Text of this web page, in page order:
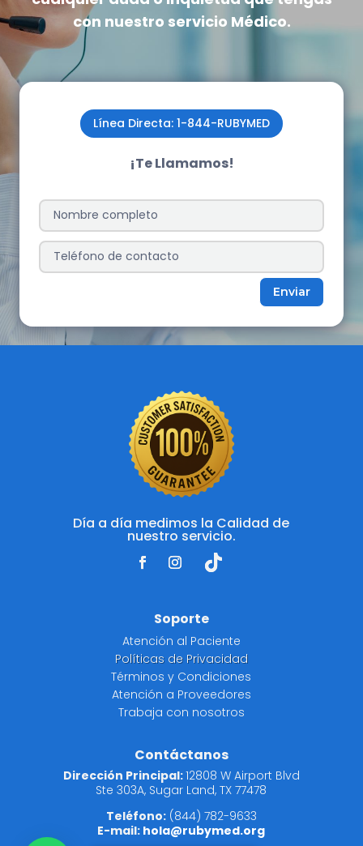
con nuestro servicio Médico.
Línea Directa: 1-844-RUBYMED
¡Te Llamamos!
Enviar
Día a día medimos la Calidad de
nuestro servicio.
Soporte
Atención al Paciente
Políticas de Privacidad
Términos y Condiciones
Atención a Proveedores
Trabaja con nosotros
Contáctanos
Dirección Principal:12808 W Airport Blvd
Ste 303A, Sugar Land, TX 77478
Teléfono: (844) 782-9633
E-mail: hola@rubymed.org